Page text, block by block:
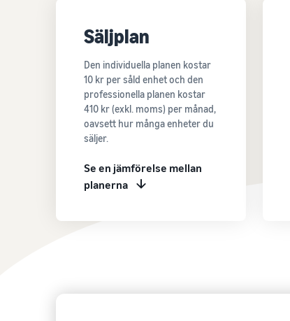
Säljplan
Den individuella planen kostar
10 kr per såld enhet och den
professionella planen kostar
410 kr (exkl. moms) per månad,
oavsett hur många enheter du
säljer.
Se en jämförelse mellan
planerna